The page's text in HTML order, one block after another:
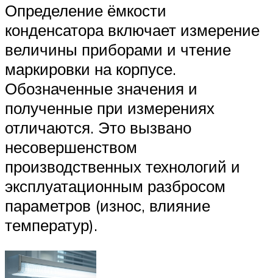
Определение ёмкости
конденсатора включает измерение
величины приборами и чтение
маркировки на корпусе.
Обозначенные значения и
полученные при измерениях
отличаются. Это вызвано
несовершенством
производственных технологий и
эксплуатационным разбросом
параметров (износ, влияние
температур).